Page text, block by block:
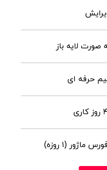
صورت لایه باز
حرفه ای
(۱ روزه)